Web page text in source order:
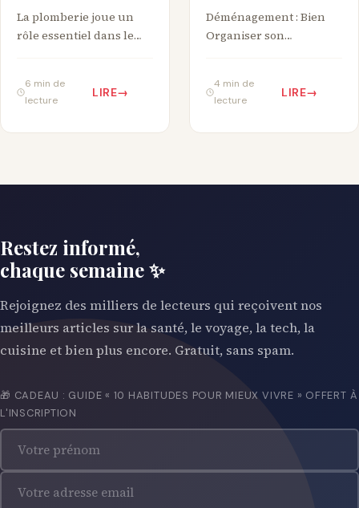
La plomberie joue un
rôle essentiel dans le
Cependant, des
6 min de
lecture
LIRE
Déménagement : Bien
Organiser son
déménagement est une
4 min de
lecture
LIRE
Restez informé,
chaque semaine ✨
Rejoignez des milliers de lecteurs qui reçoivent nos
meilleurs articles sur la santé, le voyage, la tech, la
cuisine et bien plus encore. Gratuit, sans spam.
🎁 CADEAU : GUIDE « 10 HABITUDES POUR MIEUX VIVRE » OFFERT À
L'INSCRIPTION